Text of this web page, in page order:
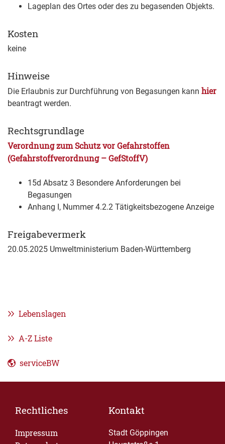
Lageplan des Ortes oder des zu begasenden Objekts.
Kosten
keine
Hinweise
Die Erlaubnis zur Durchführung von Begasungen kann hier
beantragt werden.
Rechtsgrundlage
Verordnung zum Schutz vor Gefahrstoffen
(Gefahrstoffverordnung – GefStoffV)
15d Absatz 3 Besondere Anforderungen bei
Begasungen
Anhang I, Nummer 4.2.2 Tätigkeitsbezogene Anzeige
Freigabevermerk
20.05.2025 Umweltministerium Baden-Württemberg
Lebenslagen
A-Z Liste
serviceBW
Rechtliches
Impressum
Kontakt
Stadt Göppingen